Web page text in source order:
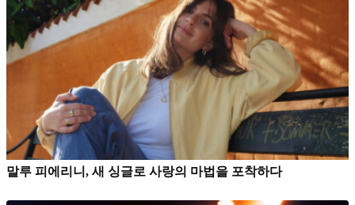
말루 피에리니, 새 싱글로 사랑의 마법을 포착하다